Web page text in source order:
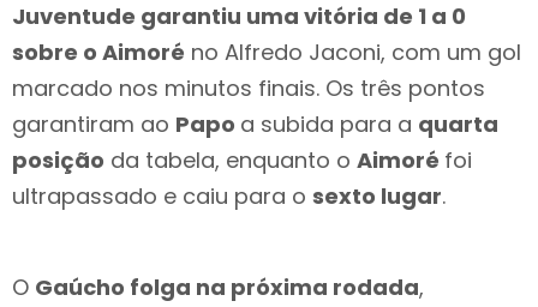
Juventude garantiu uma vitória de 1 a 0
sobre o Aimoré no Alfredo Jaconi, com um gol
marcado nos minutos finais. Os três pontos
garantiram ao Papo a subida para a quarta
posição da tabela, enquanto o Aimoré foi
ultrapassado e caiu para o sexto lugar.
O Gaúcho folga na próxima rodada,